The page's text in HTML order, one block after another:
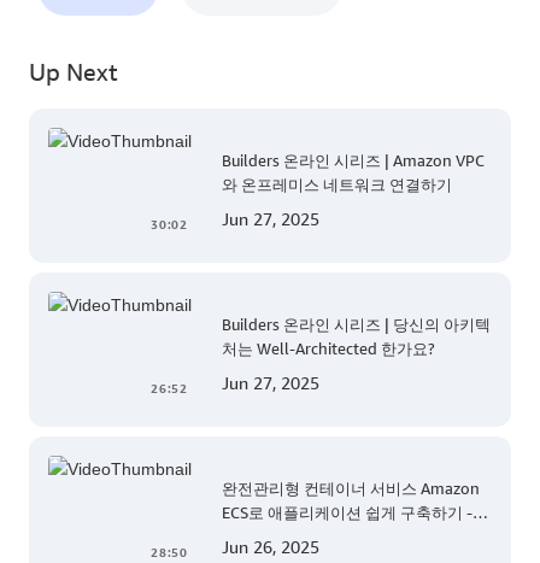
Up Next
30:02
Builders 온라인 시리즈 | Amazon VPC
와 온프레미스 네트워크 연결하기
Jun 27, 2025
26:52
Builders 온라인 시리즈 | 당신의 아키텍
처는 Well-Architected 한가요?
Jun 27, 2025
28:50
완전관리형 컨테이너 서비스 Amazon
ECS로 애플리케이션 쉽게 구축하기 -
Jun 26, 2025